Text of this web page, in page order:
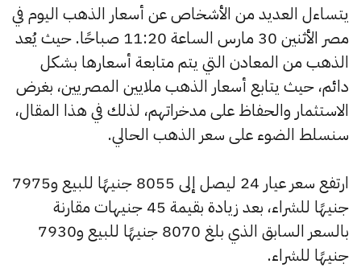
يتساءل العديد من الأشخاص عن أسعار الذهب اليوم في
مصر الأثنين 30 مارس الساعة 11:20 صباحًا. حيث يُعد
الذهب من المعادن التي يتم متابعة أسعارها بشكل
دائم، حيث يتابع أسعار الذهب ملايين المصريين، بغرض
الاستثمار والحفاظ على مدخراتهم، لذلك في هذا المقال،
سنسلط الضوء على سعر الذهب الحالي.
ارتفع سعر عيار 24 ليصل إلى 8055 جنيهًا للبيع و7975
جنيهًا للشراء، بعد زيادة بقيمة 45 جنيهات مقارنة
بالسعر السابق الذي بلغ 8070 جنيهًا للبيع و7930
جنيهًا للشراء.